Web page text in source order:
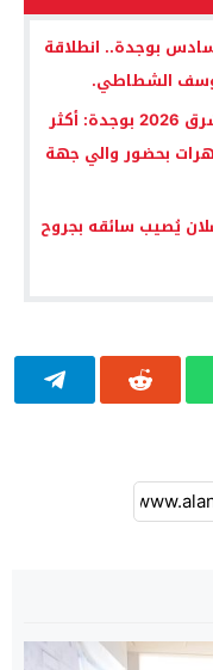
بوجدة.. انطلاقة
يوسف الشطاطي.
انطلاقة استثنائية لمهرجان الراي للشرق 2026 بوجدة: أكثر
بحضور والي جهة
يُصيب سائقه بجروح